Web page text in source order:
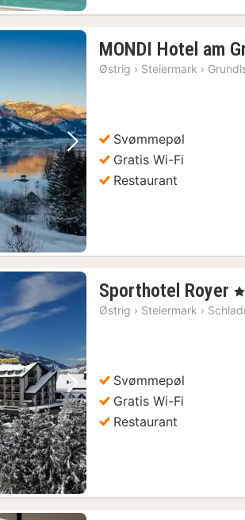
Næste billede
MONDI Hotel am
Østrig › Steiermark ›
Svømmepøl
Gratis Wi-Fi
Restaurant
Næste billede
Sporthotel Royer 1
,
Østrig › Steiermark ›
Svømmepøl
Gratis Wi-Fi
Restaurant